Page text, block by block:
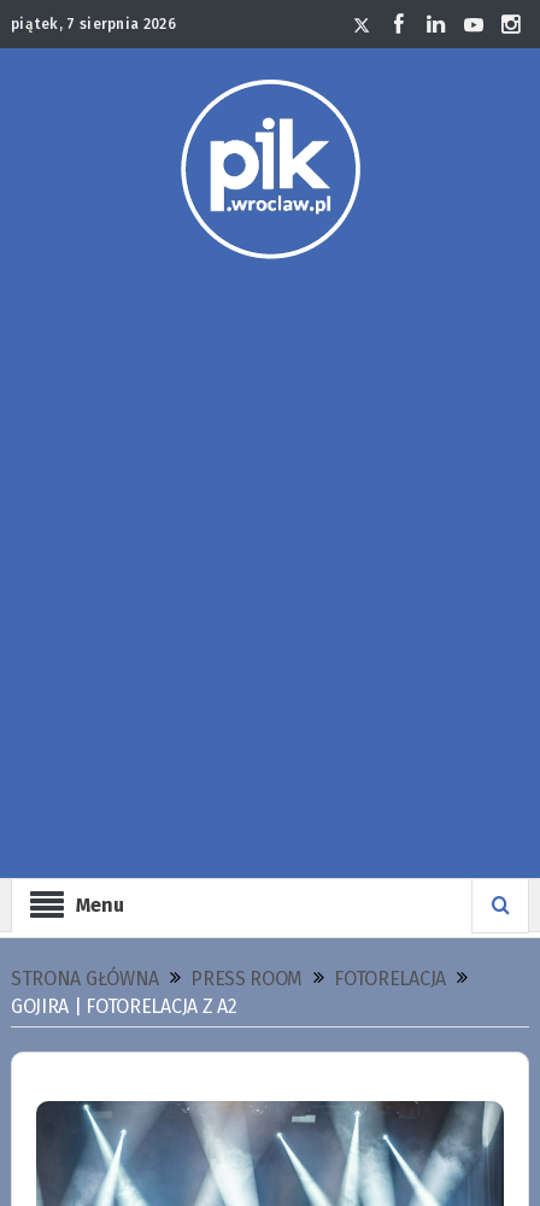
piątek, 7 sierpnia 2026
Menu
STRONA GŁÓWNA PRESS ROOM
FOTORELACJA
GOJIRA | FOTORELACJA Z A2